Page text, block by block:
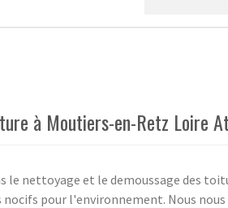
à Moutiers-en-Retz Loire
le nettoyage et le demoussage des
pour l'environnement. Nous nous